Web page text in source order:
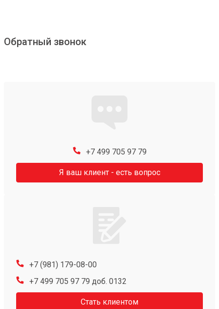
Обратный звонок
+7 499 705 97 79
Я ваш клиент - есть вопрос
+7 (981) 179-08-00
+7 499 705 97 79 доб. 0132
Стать клиентом